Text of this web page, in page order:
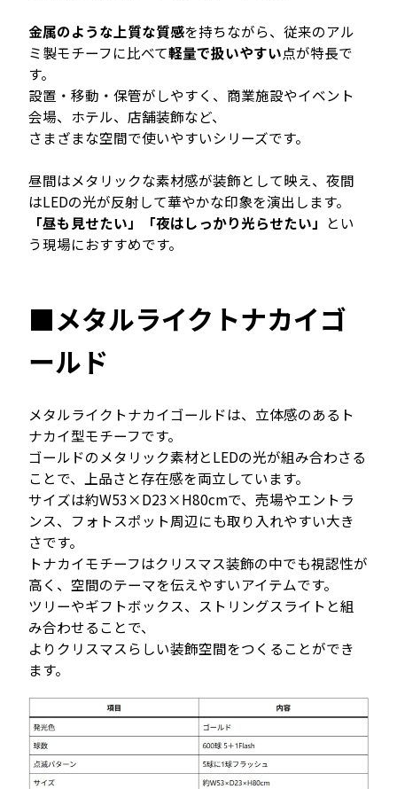
金属のような上質な質感を持ちながら、従来のアル
ミ製モチーフに比べて軽量で扱いやすい点が特長で
す。
設置・移動・保管がしやすく、商業施設やイベント
会場、ホテル、店舗装飾など、
さまざまな空間で使いやすいシリーズです。
昼間はメタリックな素材感が装飾として映え、夜間
はLEDの光が反射して華やかな印象を演出します。
「昼も見せたい」「夜はしっかり光らせたい」 とい
う現場におすすめです。
■メタルライクトナカイゴ
ールド
メタルライクトナカイゴールドは、立体感のあるト
ナカイ型モチーフです。
ゴールドのメタリック素材とLEDの光が組み合わさる
ことで、上品さと存在感を両立しています。
サイズは約W53×D23×H80cmで、売場やエントラ
ンス、フォトスポット周辺にも取り入れやすい大き
さです。
トナカイモチーフはクリスマス装飾の中でも視認性が
高く、空間のテーマを伝えやすいアイテムです。
ツリーやギフトボックス、ストリングスライトと組
み合わせることで、
よりクリスマスらしい装飾空間をつくることができ
ます。